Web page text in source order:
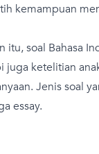
kemampuan
itu, soal Bahasa
juga ketelitian
Jenis soal
essay.